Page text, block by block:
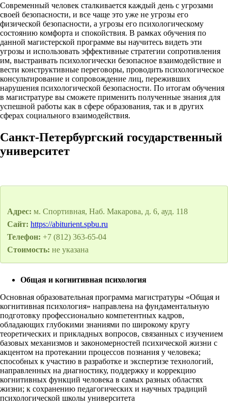
Современный человек сталкивается каждый день с угрозами
своей безопасности, и все чаще это уже не угрозы его
физической безопасности, а угрозы его психологическому
состоянию комфорта и спокойствия. В рамках обучения по
данной магистерской программе вы научитесь видеть эти
угрозы и использовать эффективные стратегии сопротивления
им, выстраивать психологически безопасное взаимодействие и
вести конструктивные переговоры, проводить психологическое
консультирование и сопровождение лиц, переживших
нарушения психологической безопасности. По итогам обучения
в магистратуре вы сможете применить полученные знания для
успешной работы как в сфере образования, так и в других
сферах социального взаимодействия.
Санкт-Петербургский государственный
университет
Адрес: м. Спортивная, Наб. Макарова, д. 6, ауд. 118
Сайт: https://abiturient.spbu.ru
Телефон: +7 (812) 363-65-04
Стоимость: не указана
Общая и когнитивная психология
Основная образовательная программа магистратуры «Общая и
когнитивная психология» направлена на фундаментальную
подготовку профессионально компетентных кадров,
обладающих глубокими знаниями по широкому кругу
теоретических и прикладных вопросов, связанных с изучением
базовых механизмов и закономерностей психической жизни с
акцентом на протекании процессов познания у человека;
способных к участию в разработке и экспертизе технологий,
направленных на диагностику, поддержку и коррекцию
когнитивных функций человека в самых разных областях
жизни; к сохранению педагогических и научных традиций
психологической школы университета